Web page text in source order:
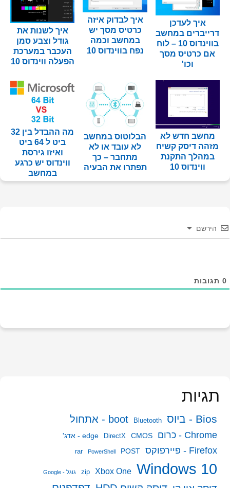
איך לעדכן
דרייברים במחשב
בווינדוס 10 – לוח
אם כרטיס מסך
וכו'
איך לבדוק איזה
כרטיס מסך יש
במחשב וכמה
נפח בווינדוס 10
איך לשנות את
גודל וצבע סמן
העכבר במערכת
הפעלה ווינדוס 10
מחשב חדש לא
מזהה דיסק קשיח
במהלך התקנת
ווינדוס 10
הבלוטוס במחשב
לא עובד או לא
מתחבר – כך
תפתרו את הבעיה
מה ההבדל בין 32
ביט ל 64 ביט
ואיזו גירסת
ווינדוס יש כרגע
במחשב
הירשם
0 תגובות
תגיות
Bios - ביוס Bluetooth boot - אתחול
Chrome - כרום CMOS
DirectX edge - אדג'
Firefox - פיירפוקס POST
PowerShell
rar
Windows 10
Xbox One
zip גוגל - Google